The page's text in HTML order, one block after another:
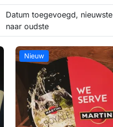
Datum toegevoegd, nieuwste
naar oudste
Nieuw